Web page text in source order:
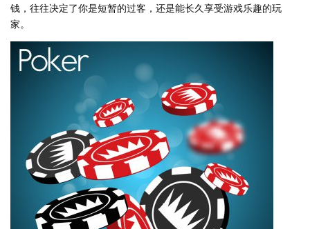
钱，往往决定了你是短暂的过客，还是能长久享受游戏乐趣的玩
家。